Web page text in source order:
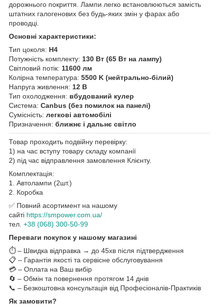
дорожнього покриття. Лампи легко встановлюються замість
штатних галогенових без будь-яких змін у фарах або
проводці.
Основні характеристики:
Тип цоколя: H4
Потужність комплекту: 130 Вт (65 Вт на лампу)
Світловий потік: 11600 лм
Колірна температура: 5500 K (нейтрально-білий)
Напруга живлення: 12 В
Тип охолодження: вбудований кулер
Система: Canbus (без помилок на панелі)
Сумісність: легкові автомобілі
Призначення: ближнє і дальнє світло
Товар проходить подвійну перевірку:
1) на час вступу товару складу компанії
2) під час відправлення замовлення Клієнту.
Комплектація:
1. Автолампи (2шт.)
2. Коробка
✅ Повний асортимент на нашому
сайті https://smpower.com.ua/
тел. +38 (068) 300-50-99
Переваги покупок у нашому магазині
⏱️ – Швидка відправка → до 45хв після підтвердження
📋 – Гарантія якості та сервісне обслуговування
💳 – Оплата на Ваш вибір
🔄 – Обмін та повернення протягом 14 днів
📞 – Безкоштовна консультація від Професіоналів-Практиків
Як замовити?